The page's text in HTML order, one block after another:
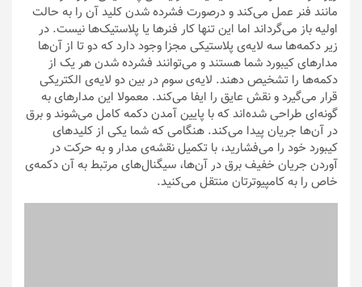
مانند فنر عمل می‌کند و درصورت فشرده شدن کلید آن را به حالت
اولیه باز می‌گرداند اما این تنها کار فنرها یا پلاستیک‌ها نیست. در
زیر دکمه‌ها سه لایه‌ی پلاستیکی مجزا وجود دارد که دو تا از آن‌ها
مدارهای کیبورد شما هستند و می‌توانند فشرده شدن هر یک از
دکمه‌ها را تشخیص دهند. لایه‌ی سوم در بین دو لایه‌ی الکتریکی
قرار می‌گیرد و نقش عایق را ایفا می‌کند. معمولا این مدارهای به
گونه‌ای طراحی شده‌اند که با پایین آمدن دکمه کامل می‌شوند و برق
در آن‌ها جریان پیدا می‌کند. هنگامی که شما یکی از کلیدهای
کیبورد خود را می‌فشارید، با تکمیل نقشه‌ی مدار و به حرکت در
آوردن جریان خفیف برق در آن‌ها، سیگنال‌های مرتبط به آن دکمه‌ی
خاص را به کامپیوترتان منتقل می‌کنید.